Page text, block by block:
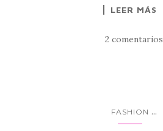
LEER MÁS
2 comentarios
FASHION ...